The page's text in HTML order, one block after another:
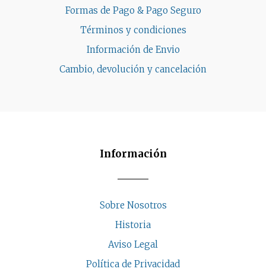
Formas de Pago & Pago Seguro
Términos y condiciones
Información de Envio
Cambio, devolución y cancelación
Información
Sobre Nosotros
Historia
Aviso Legal
Política de Privacidad